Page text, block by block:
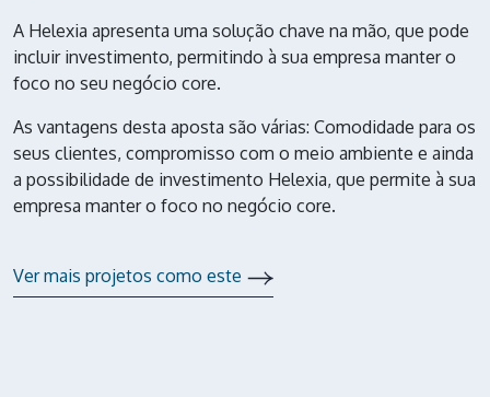
A Helexia apresenta uma solução chave na mão, que pode
incluir investimento, permitindo à sua empresa manter o
foco no seu negócio core.
As vantagens desta aposta são várias: Comodidade para os
seus clientes, compromisso com o meio ambiente e ainda
a possibilidade de investimento Helexia, que permite à sua
empresa manter o foco no negócio core.
Ver mais projetos como este